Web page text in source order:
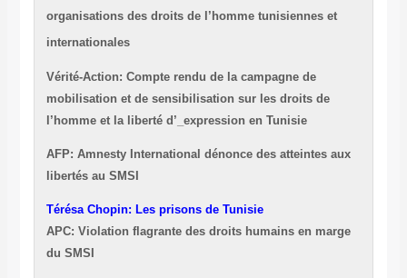
organisations des droits de l’homme tunisiennes et
internationales
Vérité-Action: Compte rendu de la campagne de
mobilisation et de sensibilisation sur les droits de
l’homme et la liberté d’_expression en Tunisie
AFP: Amnesty International dénonce des atteintes aux
libertés au SMSI
Térésa Chopin: Les prisons de Tunisie
APC: Violation flagrante des droits humains en marge
du SMSI